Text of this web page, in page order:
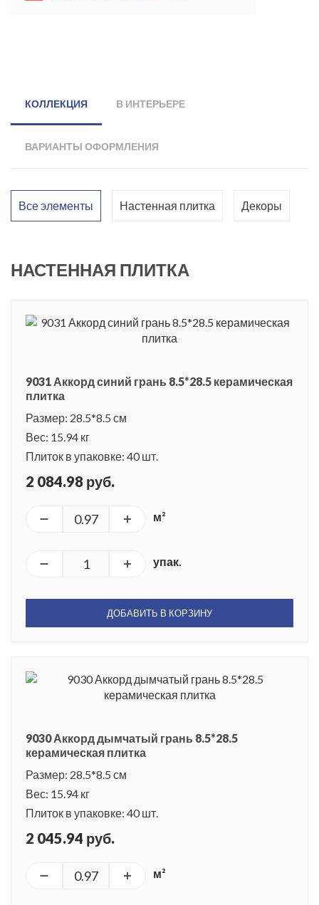
КОЛЛЕКЦИЯ В ИНТЕРЬЕРЕ
ВАРИАНТЫ ОФОРМЛЕНИЯ
Все элементы Настенная плитка Декоры
НАСТЕННАЯ ПЛИТКА
9031 Аккорд синий грань 8.5*28.5 керамическая
плитка
Размер: 28.5*8.5 см
Вес: 15.94 кг
Плиток в упаковке: 40 шт.
2 084.98 руб.
м²
упак.
ДОБАВИТЬ В КОРЗИНУ
9030 Аккорд дымчатый грань 8.5*28.5
керамическая плитка
Размер: 28.5*8.5 см
Вес: 15.94 кг
Плиток в упаковке: 40 шт.
2 045.94 руб.
м²